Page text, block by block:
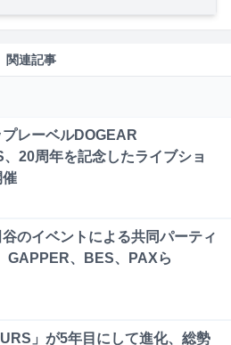
関連記事
プレーベルDOGEAR
、20周年を記念したライブショ
催
のイベントによる共同パーティ
GAPPER、BES、PAXら
」が5年目にして進化、総勢